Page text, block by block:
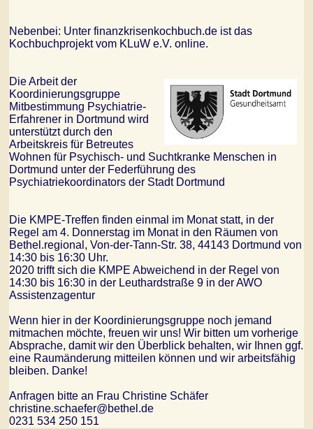
Nebenbei: Unter finanzkrisenkochbuch.de ist das
Kochbuchprojekt vom KLuW e.V. online.
Die Arbeit der
Koordinierungsgruppe
Mitbestimmung Psychiatrie-
Erfahrener in Dortmund wird
unterstützt durch den
Arbeitskreis für Betreutes
Wohnen für Psychisch- und Suchtkranke Menschen in
Dortmund unter der Federführung des
Psychiatriekoordinators der Stadt Dortmund
Die KMPE-Treffen finden einmal im Monat statt, in der
Regel am 4. Donnerstag im Monat in den Räumen von
Bethel.regional, Von-der-Tann-Str. 38, 44143 Dortmund von
14:30 bis 16:30 Uhr.
2020 trifft sich die KMPE Abweichend in der Regel von
14:30 bis 16:30 in der Leuthardstraße 9 in der AWO
Assistenzagentur
Wenn hier in der Koordinierungsgruppe noch jemand
mitmachen möchte, freuen wir uns! Wir bitten um vorherige
Absprache, damit wir den Überblick behalten, wir Ihnen ggf.
eine Raumänderung mitteilen können und wir arbeitsfähig
bleiben. Danke!
Anfragen bitte an Frau Christine Schäfer
christine.schaefer@bethel.de
0231 534 250 151